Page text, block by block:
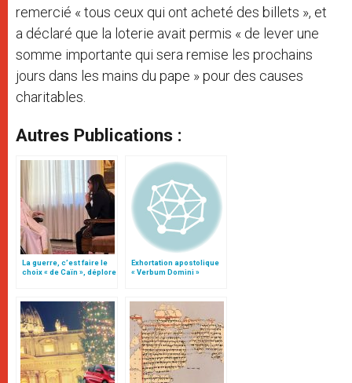
remercié « tous ceux qui ont acheté des billets », et
a déclaré que la loterie avait permis « de lever une
somme importante qui sera remise les prochains
jours dans les mains du pape » pour des causes
charitables.
Autres Publications :
La guerre, c’est faire le
choix « de Caïn », déplore
Exhortation apostolique
« Verbum Domini »